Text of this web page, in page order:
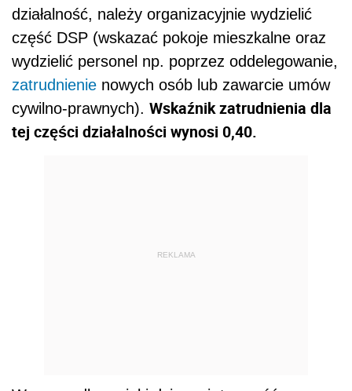
działalność, należy organizacyjnie wydzielić
część DSP (wskazać pokoje mieszkalne oraz
wydzielić personel np. poprzez oddelegowanie,
zatrudnienie nowych osób lub zawarcie umów
cywilno-prawnych). Wskaźnik zatrudnienia dla
tej części działalności wynosi 0,40.
REKLAMA